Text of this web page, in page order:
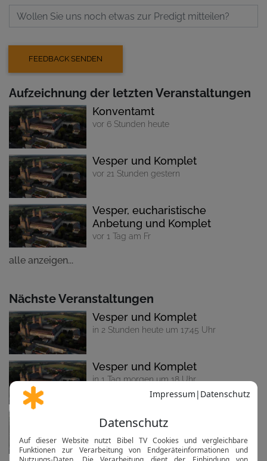
Aufzeichnung der letzten Veranstaltungen
Konventamt
vor 6 Stunden heute
Vesper und Komplet
vor 21 Stunden gestern
Vesper, eucharistische
Anbetung und Komplet
vor 1 Tag am Fr
alle anzeigen...
Nächste Veranstaltungen
Vesper und Komplet
in 2 Stunden heute um 17:45 Uhr
Vesper und Komplet
in 1 Tag morgen um 18 Uhr
Vesper und Komplet
in 2 Tagen am Di um 18 Uhr